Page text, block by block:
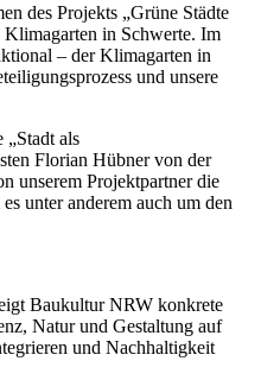
des Projekts „Grüne Städte
Klimagarten in Schwerte. Im
– der Klimagarten in
und unsere
„Stadt als
Florian Hübner von der
unserem Projektpartner die
unter anderem auch um den
Baukultur NRW konkrete
Natur und Gestaltung auf
und Nachhaltigkeit